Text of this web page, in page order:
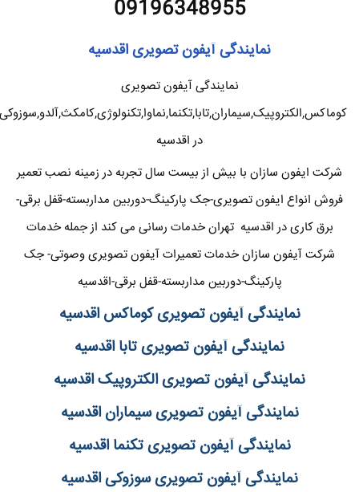
09196348955
نمایندگی آیفون تصویری اقدسیه
نمایندگی آیفون تصویری
کوماکس,الکتروپیک,سیماران,تابا,تکنما,نماوا,تکنولوژی,کامکث,آلدو,سوزوکی
در اقدسیه
شرکت ایفون سازان با بیش از بیست سال تجربه در زمینه نصب تعمیر
فروش انواع ایفون تصویری-جک پارکینگ-دوربین مداربسته-قفل برقی-
برق کاری در اقدسیه تهران خدمات رسانی می کند از جمله خدمات
شرکت آیفون سازان خدمات تعمیرات آیفون تصویری وصوتی- جک
پارکینگ-دوربین مداربسته-قفل برقی-اقدسیه
نمایندگی آیفون تصویری کوماکس اقدسیه
نمایندگی آیفون تصویری تابا اقدسیه
نمایندگی آیفون تصویری الکتروپیک اقدسیه
نمایندگی آیفون تصویری سیماران اقدسیه
نمایندگی آیفون تصویری تکنما اقدسیه
نمایندگی آیفون تصویری سوزوکی اقدسیه